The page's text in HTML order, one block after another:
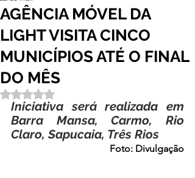
AGÊNCIA MÓVEL DA
LIGHT VISITA CINCO
MUNICÍPIOS ATÉ O FINAL
DO MÊS
Avaliado com NaN de 5 estrelas.
Iniciativa será realizada em
Barra Mansa, Carmo, Rio
Claro, Sapucaia, Três Rios
Foto: Divulgação